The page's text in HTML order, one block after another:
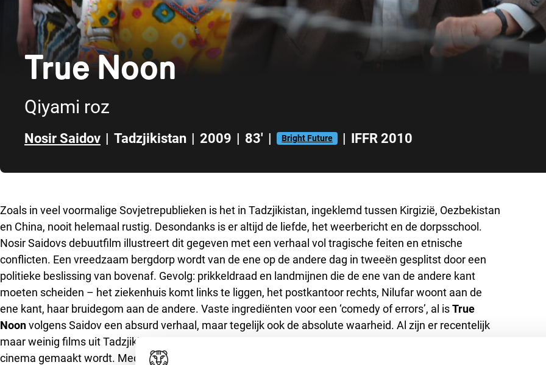
True Noon
Qiyami roz
Nosir Saidov | Tadzjikistan | 2009 | 83' | Bright Future | IFFR 2010
Zoals in veel voormalige Sovjetrepublieken is het in Tadzjikistan, ingeklemd tussen Kirgizië, Oezbekistan
en China, nooit helemaal rustig. Desondanks is er altijd de liefde, het weerbericht en de dorpsschool.
Nosir Saidovs debuutfilm illustreert dit gegeven met een verhaal vol tragische feiten en etnische
conflicten. Een vreedzaam bergdorp wordt van de ene op de andere dag in tweeën gesplitst door een
politieke beslissing van bovenaf. Gevolg: prikkeldraad en landmijnen die de ene van de andere kant
moeten scheiden – het ziekenhuis komt links te liggen, het postkantoor rechts, Nilufar woont aan de
ene kant, haar bruidegom aan de andere. Vaste ingrediënten voor een ‘comedy of errors’, al isTrue
Noonvolgens Saidov een absurd verhaal, maar tegelijk ook de absolute waarheid. Al zijn er recentelijk
maar weinig films uit Tadzjikistan gekomen,
cinema gemaakt wordt. Mede ondersteund door het Hubert Bals Fonds.